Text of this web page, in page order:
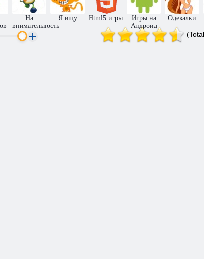
Лулу Детектив
тишины 2
Новое начало
ключ!
На
внимательность
Я ищу Html5 игры
Игры на
Андроид
Одевалки